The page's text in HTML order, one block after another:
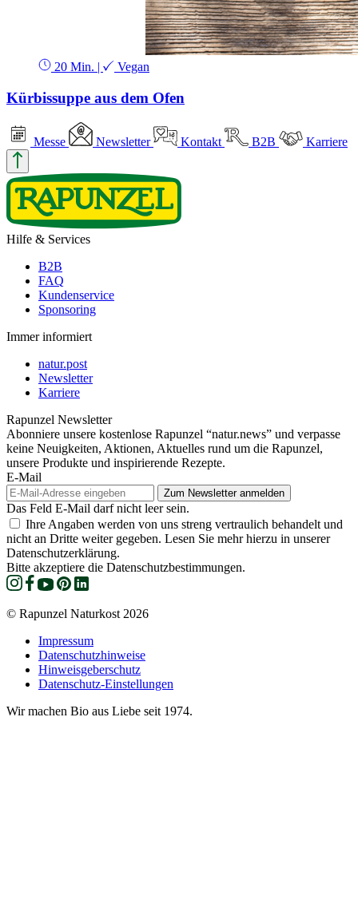
20 Min. | Vegan
Kürbissuppe aus dem Ofen
Messe Newsletter Kontakt B2B Karriere
Hilfe & Services
B2B
FAQ
Kundenservice
Sponsoring
Immer informiert
natur.post
Newsletter
Karriere
Rapunzel Newsletter
Abonniere unsere kostenlose Rapunzel “natur.news” und verpasse
keine Neuigkeiten, Aktionen, Aktuelles rund um die Rapunzel,
unsere Produkte und inspirierende Rezepte.
E-Mail
Das Feld E-Mail darf nicht leer sein.
Ihre Angaben werden von uns streng vertraulich behandelt und
nicht an Dritte weiter gegeben. Lesen Sie mehr hierzu in unserer
Datenschutzerklärung.
Bitte akzeptiere die Datenschutzbestimmungen.
© Rapunzel Naturkost 2026
Impressum
Datenschutzhinweise
Hinweisgeberschutz
Datenschutz-Einstellungen
Wir machen Bio aus Liebe seit 1974.